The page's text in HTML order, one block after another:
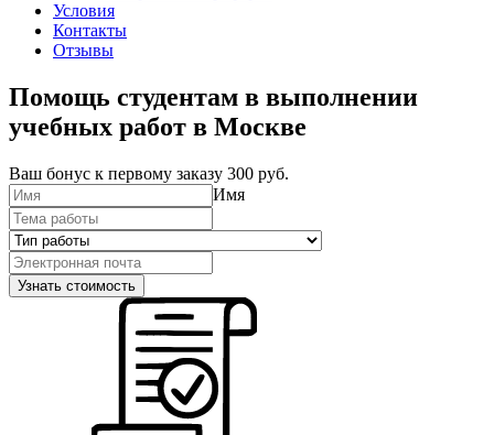
Условия
Контакты
Отзывы
Помощь студентам в выполнении
учебных работ в Москве
Ваш бонус к первому заказу 300 руб.
Имя